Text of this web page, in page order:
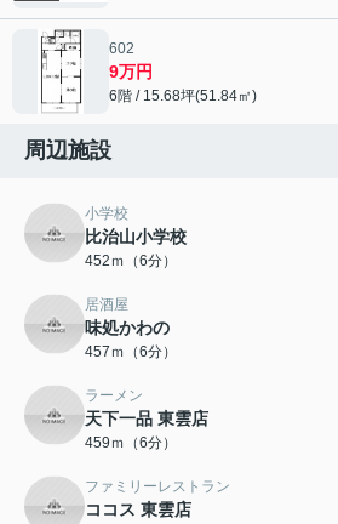
602
9万円
6階 / 15.68坪(51.84㎡)
周辺施設
小学校
比治山小学校
452ｍ（6分）
居酒屋
味処かわの
457ｍ（6分）
ラーメン
天下一品 東雲店
459ｍ（6分）
ファミリーレストラン
ココス 東雲店